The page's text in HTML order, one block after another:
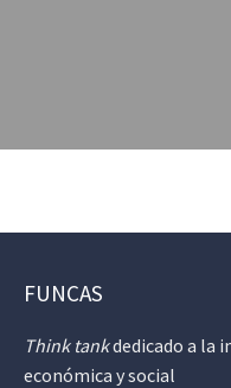
FUNCAS
Think tankdedicado a la
económica y social